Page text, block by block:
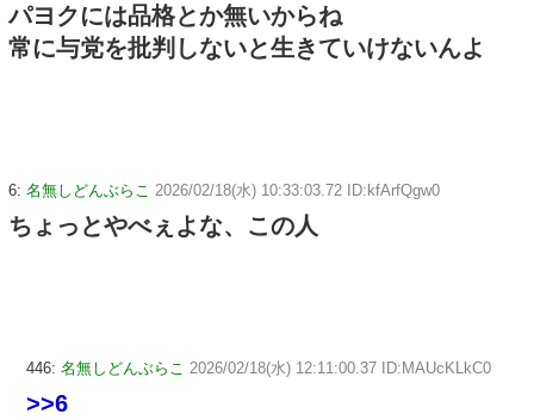
パヨクには品格とか無いからね
常に与党を批判しないと生きていけないんよ
6: 名無しどんぶらこ 2026/02/18(水) 10:33:03.72 ID:kfArfQgw0
ちょっとやべぇよな、この人
446: 名無しどんぶらこ 2026/02/18(水) 12:11:00.37 ID:MAUcKLkC0
>>6